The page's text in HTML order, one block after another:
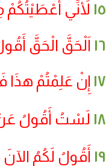
١٥ لأَنِّي أَعْطَيْتُكُمْ
١٦ اَلْحَقَّ الْحَقَّ
١٧ إِنْ عَلِمْتُمْ هذَا
١٨ لَسْتُ أَقُولُ عَنْ
١٩ أَقُولُ لَكُمُ